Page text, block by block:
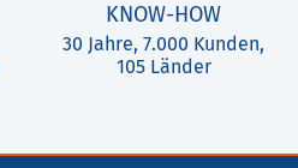
KNOW-HOW
30 Jahre, 7.000 Kunden,
105 Länder